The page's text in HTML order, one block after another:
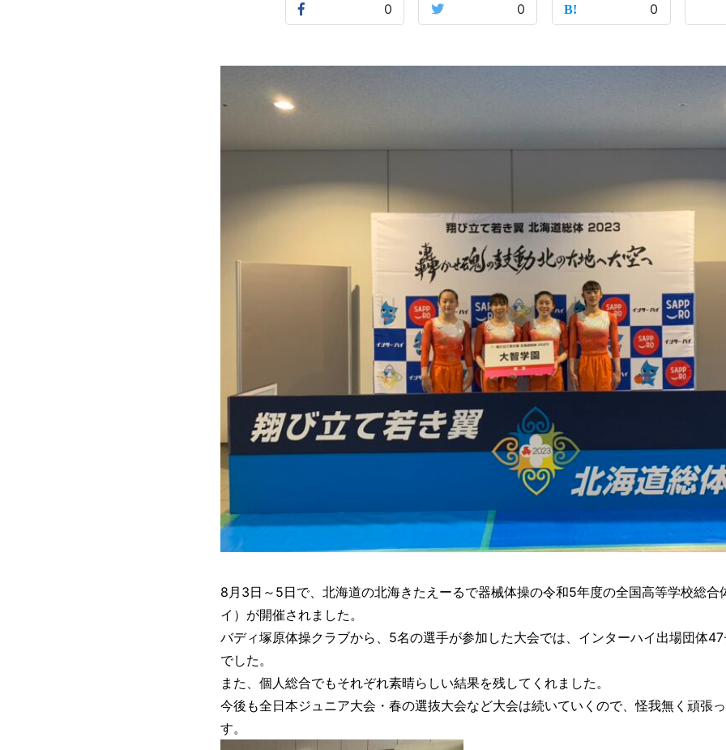
0 0 0
8月3日～5日で、北海道の北海きたえーるで器械体操の令和5年度の全国高等学校総合
イ）が開催されました。
バディ塚原体操クラブから、5名の選手が参加した大会では、インターハイ出場団体
でした。
また、個人総合でもそれぞれ素晴らしい結果を残してくれました。
今後も全日本ジュニア大会・春の選抜大会など大会は続いていくので、怪我無く頑張
す。